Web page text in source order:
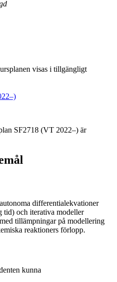
visas i tillgängligt
SF2718 (VT 2022–) är
differentialekvationer
tid) och iterativa modeller
tillämpningar på modellering
reaktioners förlopp.
kunna